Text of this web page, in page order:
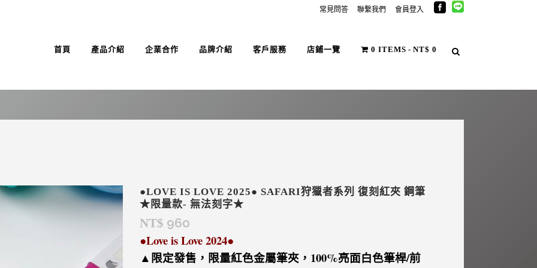
常見問答 聯繫我們 會員登入
首頁 產品介紹 企業合作 品牌介紹 客戶服務 店鋪一覽 0 ITEMS NT$ 0
●LOVE IS LOVE 2025● SAFARI狩獵者系列 復刻紅夾 鋼筆
★限量款- 無法刻字★
NT$ 960
●Love is Love 2024●
▲限定發售，限量紅色金屬筆夾，100%亮面白色筆桿/前